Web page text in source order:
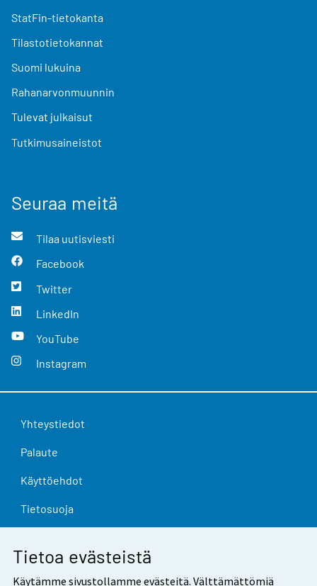
Tietoa evästeistä
Käytämme sivustollamme evästeitä. Välttämättömiä
StatFin-tietokanta
Tilastotietokannat
Suomi lukuina
Rahanarvonmuunnin
Tulevat julkaisut
Tutkimusaineistot
Seuraa meitä
Tilaa uutisviesti
Facebook
Twitter
LinkedIn
YouTube
Instagram
Yhteystiedot
Palaute
Käyttöehdot
Tietosuoja
Tietoa sivustosta